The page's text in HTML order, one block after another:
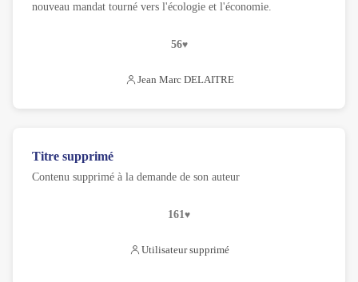
nouveau mandat tourné vers l'écologie et l'économie.
56
Jean Marc DELAITRE
Titre supprimé
Contenu supprimé à la demande de son auteur
161
Utilisateur supprimé